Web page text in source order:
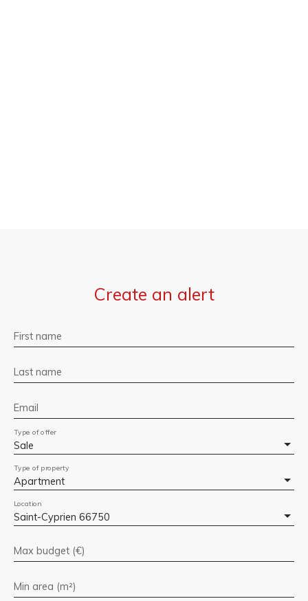
Create an alert
First name
Last name
Email
Sale
Type of offer
Apartment
Type of property
Saint-Cyprien 66750
Location
Max budget (€)
Min area (m²)